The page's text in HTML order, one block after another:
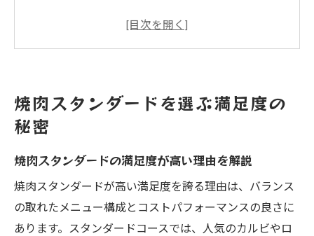
焼肉いちばんスタンダードコースの魅力と
焼肉スタンダードはコース内容が充実して
コスパ重視で賢く焼肉を楽しむには
焼肉スタンダードでコスパを最大化するコ
焼肉スタンダードを選ぶ満足度の
秘密
焼肉スタンダードの満足度が高い理由を解説
焼肉スタンダードが高い満足度を誇る理由は、バランス
の取れたメニュー構成とコストパフォーマンスの良さに
あります。スタンダードコースでは、人気のカルビやロ